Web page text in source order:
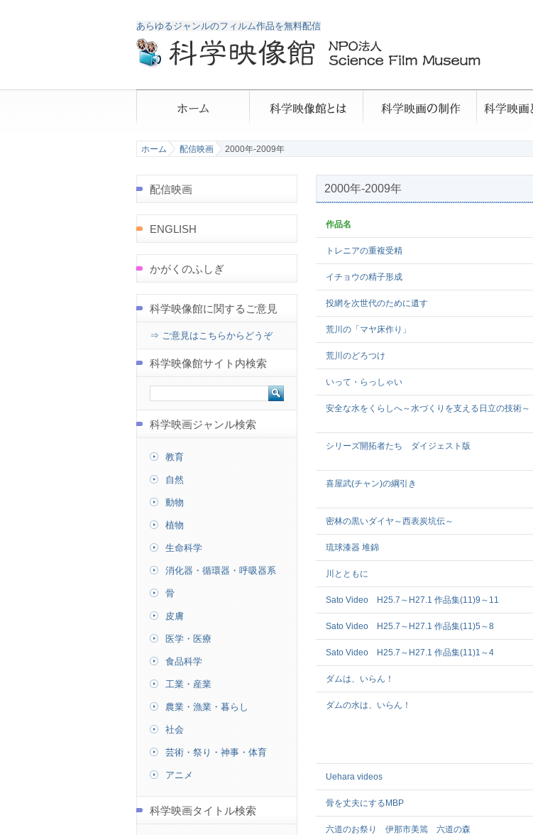
あらゆるジャンルのフィルム作品を無料配信
ホーム 配信映画 2000年-2009年
2000年-2009年
作品名
トレニアの重複受精
イチョウの精子形成
投網を次世代のために遺す
荒川の「マヤ床作り」
荒川のどろつけ
いって・らっしゃい
安全な水をくらしへ～水づくりを支える日立の技術～
シリーズ開拓者たち ダイジェスト版
喜屋武(チャン)の綱引き
密林の黒いダイヤ～西表炭坑伝～
琉球漆器 堆錦
川とともに
Sato Video H25.7～H27.1 作品集(11)9～11
Sato Video H25.7～H27.1 作品集(11)5～8
Sato Video H25.7～H27.1 作品集(11)1～4
ダムは、いらん！
ダムの水は、いらん！
Uehara videos
骨を丈夫にするMBP
六道のお祭り 伊那市美篶 六道の森
配信映画
ENGLISH
かがくのふしぎ
科学映像館に関するご意見
⇒ ご意見はこちらからどうぞ
科学映像館サイト内検索
科学映画ジャンル検索
教育
自然
動物
植物
生命科学
消化器・循環器・呼吸器系
骨
皮膚
医学・医療
食品科学
工業・産業
農業・漁業・暮らし
社会
芸術・祭り・神事・体育
アニメ
科学映画タイトル検索